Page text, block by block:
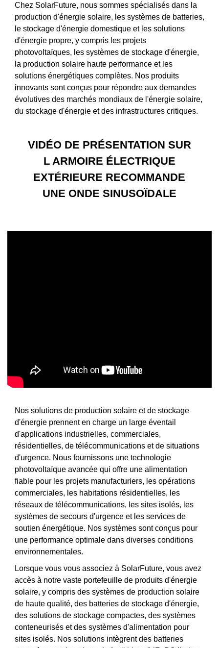
Chez SolarFuture, nous sommes spécialisés dans la
production d'énergie solaire, les systèmes de batteries,
le stockage d'énergie domestique et les solutions
d'énergie propre, y compris les projets
photovoltaïques, les systèmes de stockage d'énergie,
la production solaire haute performance et les
solutions énergétiques complètes. Nos produits
innovants sont conçus pour répondre aux demandes
évolutives des marchés mondiaux de l'énergie solaire,
du stockage d'énergie et des infrastructures critiques.
VIDÉO DE PRÉSENTATION SUR
L ARMOIRE ÉLECTRIQUE
EXTÉRIEURE RECOMMANDE
UNE ONDE SINUSOÏDALE
Nos solutions de production solaire et de stockage
d'énergie prennent en charge un large éventail
d'applications industrielles, commerciales,
résidentielles, de télécommunications et de situations
d'urgence. Nous fournissons une technologie
photovoltaïque avancée qui offre une alimentation
fiable pour les projets manufacturiers, les opérations
commerciales, les habitations résidentielles, les
réseaux de télécommunications, les sites isolés, les
systèmes de secours d'urgence et les services de
soutien énergétique. Nos systèmes sont conçus pour
une performance optimale dans diverses conditions
environnementales.
Lorsque vous vous associez à SolarFuture, vous avez
accès à notre vaste portefeuille de produits d'énergie
solaire, y compris des systèmes de production solaire
de haute qualité, des batteries de stockage d'énergie,
des solutions de stockage compactes, des systèmes
conteneurisés et des systèmes d'alimentation pour
sites isolés. Nos solutions intègrent des batteries